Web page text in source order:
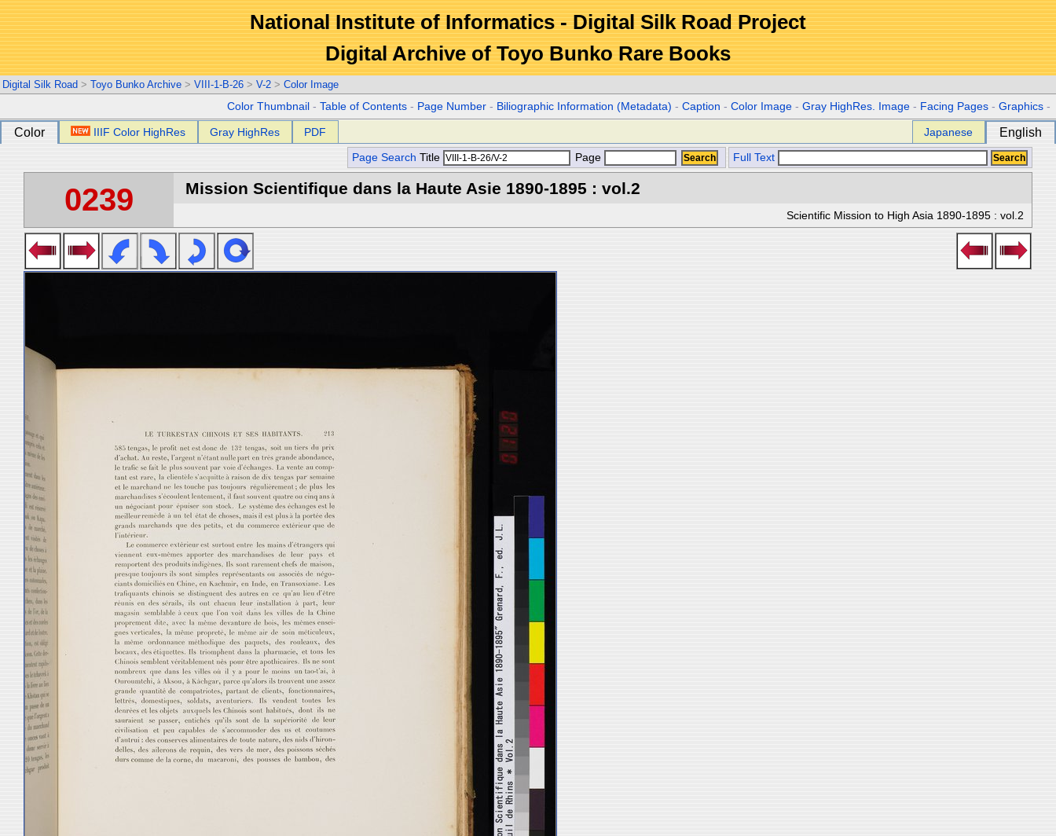
National Institute of Informatics - Digital Silk Road Project
Digital Archive of Toyo Bunko Rare Books
Digital Silk Road > Toyo Bunko Archive > VIII-1-B-26 > V-2 > Color Image
Color Thumbnail -Table of Contents - Page Number - Biliographic Information (Metadata) -Caption -Color Image -Gray HighRes. Image - Facing Pages -Graphics -
Color IIIF Color HighRes Gray HighRes PDF Japanese English
Page Search Title Page Full Text
0239 Mission Scientifique dans la Haute Asie 1890-1895 : vol.2
Scientific Mission to High Asia 1890-1895 : vol.2